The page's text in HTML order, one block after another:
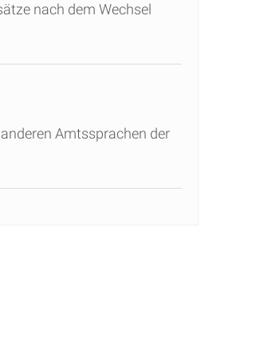
nach dem Wechsel
Amtssprachen der